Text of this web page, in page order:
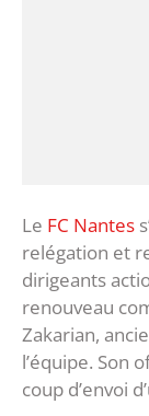
Le FC Nantes
relégation et
dirigeants
renouveau
Zakarian,
l’équipe. Son
coup d’envoi